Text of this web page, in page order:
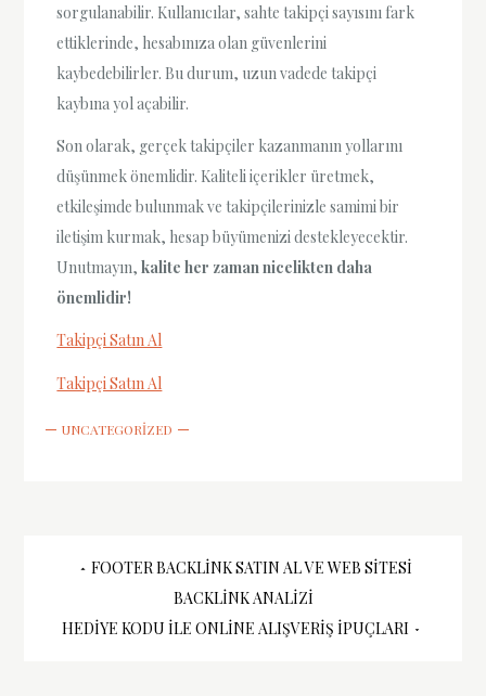
sorgulanabilir. Kullanıcılar, sahte takipçi sayısını fark
ettiklerinde, hesabınıza olan güvenlerini
kaybedebilirler. Bu durum, uzun vadede takipçi
kaybına yol açabilir.
Son olarak, gerçek takipçiler kazanmanın yollarını
düşünmek önemlidir. Kaliteli içerikler üretmek,
etkileşimde bulunmak ve takipçilerinizle samimi bir
iletişim kurmak, hesap büyümenizi destekleyecektir.
Unutmayın,kalite her zaman nicelikten daha
önemlidir!
Takipçi Satın Al
Takipçi Satın Al
UNCATEGORIZED
Yazı
gezinmesi
FOOTER BACKLINK SATIN AL VE WEB SITESI
BACKLINK ANALIZI
HEDIYE KODU İLE ONLINE ALIŞVERIŞ İPUÇLARI